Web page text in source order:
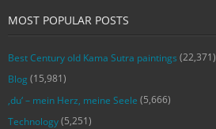
MOST POPULAR POSTS
Best Century old Kama Sutra paintings (22,371)
Blog (15,981)
‚du‘ – mein Herz, meine Seele (5,666)
Technology(5,251)